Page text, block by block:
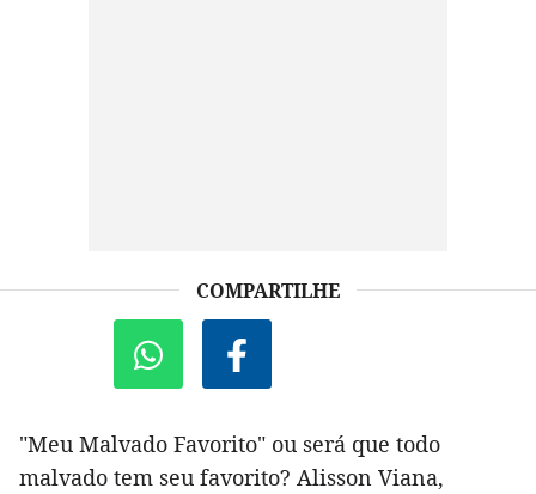
COMPARTILHE
"Meu Malvado Favorito" ou será que todo
malvado tem seu favorito? Alisson Viana,